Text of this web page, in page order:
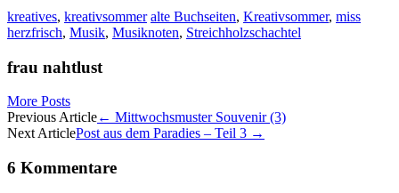
kreatives, kreativsommer alte Buchseiten, Kreativsommer, miss
herzfrisch, Musik, Musiknoten, Streichholzschachtel
frau nahtlust
More Posts
Artikel-
Navigation
Previous Article← Mittwochsmuster Souvenir (3)
Next ArticlePost aus dem Paradies – Teil 3 →
6 Kommentare